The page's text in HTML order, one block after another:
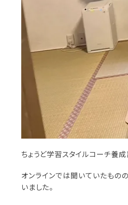
ちょうど学習スタイルコーチ養
オンラインでは聞いていたもの
いました。